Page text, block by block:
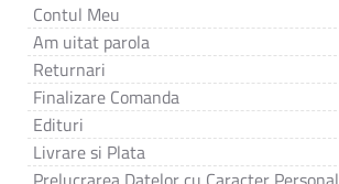
Contul Meu
Am uitat parola
Returnari
Finalizare Comanda
Edituri
Livrare si Plata